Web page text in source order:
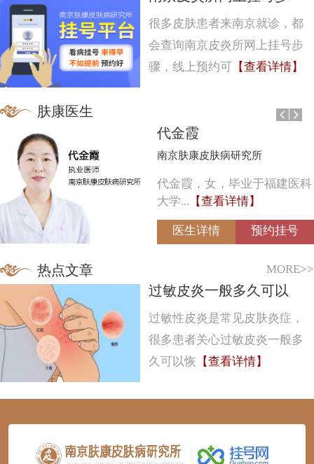
很多皮肤患者来南京就诊，都
会查询南京皮炎所网上挂号步
骤，线上预约可 【查看详情】
代金霞
南京肤康皮肤病研究所
代金霞，女，毕业于福建医科
大学... 【查看详情】
医生详情 预约挂号
肤康医生
热点文章 MORE>>
过敏皮炎一般多久可以
过敏性皮炎是常见皮肤炎症，
很多患者关心过敏皮炎一般多
久可以恢 【查看详情】
123456